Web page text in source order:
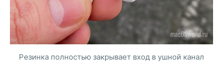
Резинка полностью закрывает вход в ушной канал